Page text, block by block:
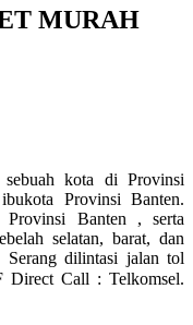
MURAH
kota di Provinsi
Provinsi Banten.
Provinsi Banten , serta
selatan, barat, dan
dilintasi jalan tol
Call : Telkomsel.